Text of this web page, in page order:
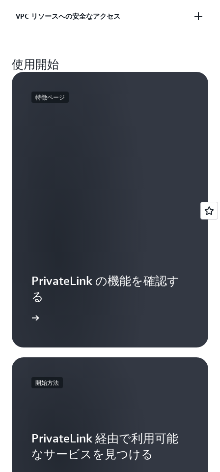
実現します。
AWS パートナーは、プライベートネットワークで
VPC リソースへの安全なアクセス
ベート、安全、大規模な接続が可能です。
使用開始
特徴ページ
PrivateLink の機能を確認す
る
開始方法
PrivateLink 経由で利用可能
なサービスを見つける